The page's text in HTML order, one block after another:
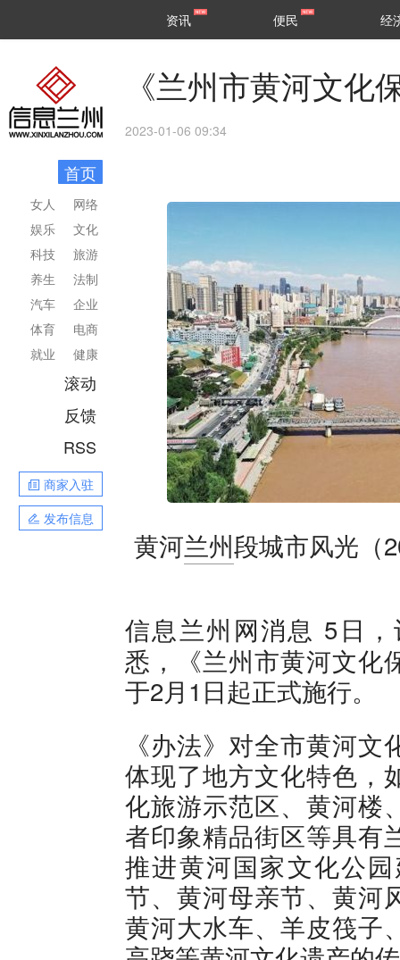
区县
资讯 便民 经
首页
网络
文化
旅游
法制
企业
电商
健康
女人
娱乐
科技
养生
汽车
体育
就业
滚动
反馈
RSS
商家入驻
发布信息
《兰州市黄河文化
2023-01-06 09:34
黄河兰州段城市风光（
信息兰州网消息 5日
悉，《兰州市黄河文化
于2月1日起正式施行。
《办法》对全市黄河
体现了地方文化特色，
化旅游示范区、黄河楼
者印象精品街区等具有
推进黄河国家文化公
节、黄河母亲节、黄河
黄河大水车、羊皮筏子